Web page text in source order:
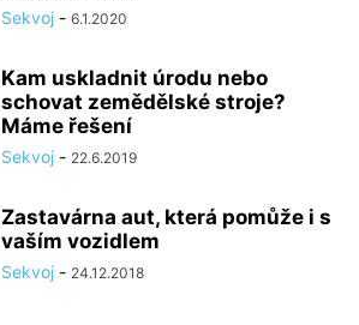
Sekvoj - 6.1.2020
Kam uskladnit úrodu nebo
schovat zemědělské stroje?
Máme řešení
Sekvoj - 22.6.2019
Zastavárna aut, která pomůže i s
vaším vozidlem
Sekvoj - 24.12.2018